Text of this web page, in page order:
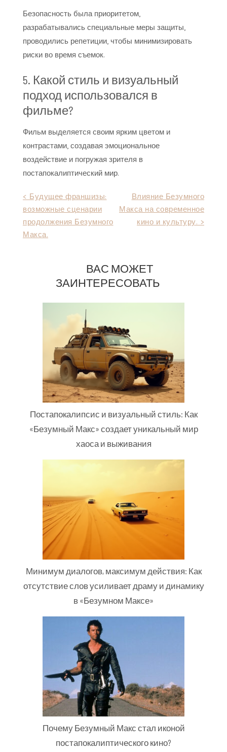
Безопасность была приоритетом,
разрабатывались специальные меры защиты,
проводились репетиции, чтобы минимизировать
риски во время съемок.
5. Какой стиль и визуальный
подход использовался в
фильме?
Фильм выделяется своим ярким цветом и
контрастами, создавая эмоциональное
воздействие и погружая зрителя в
постапокалиптический мир.
Навигация
записям
< Будущее франшизы:
возможные сценарии
продолжения Безумного
Макса.
Влияние Безумного
Макса на современное
кино и культуру. >
ВАС МОЖЕТ
ЗАИНТЕРЕСОВАТЬ
Постапокалипсис и визуальный стиль: Как
«Безумный Макс» создает уникальный мир
хаоса и выживания
Минимум диалогов, максимум действия: Как
отсутствие слов усиливает драму и динамику
в «Безумном Максе»
Почему Безумный Макс стал иконой
постапокалиптического кино?